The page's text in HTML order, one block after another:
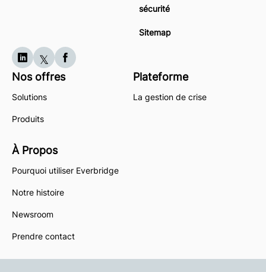
sécurité
Sitemap
Nos offres
Solutions
Produits
Plateforme
La gestion de crise
À Propos
Pourquoi utiliser Everbridge
Notre histoire
Newsroom
Prendre contact